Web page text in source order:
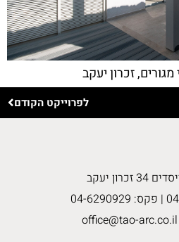
לפרוייקט הקודם
יעקב
| פקס: 04-6290929
office@tao-arc.co.il